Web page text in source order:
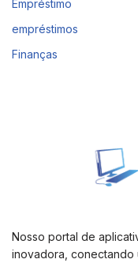
Empréstimo
empréstimos
Finanças
Nosso portal de
inovadora, conectando